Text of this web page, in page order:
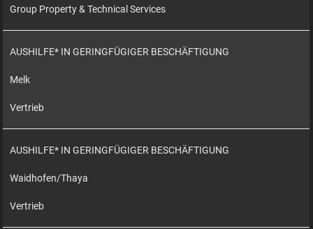
Group Property & Technical Services
AUSHILFE* IN GERINGFÜGIGER BESCHÄFTIGUNG
Melk
Vertrieb
AUSHILFE* IN GERINGFÜGIGER BESCHÄFTIGUNG
Waidhofen/Thaya
Vertrieb